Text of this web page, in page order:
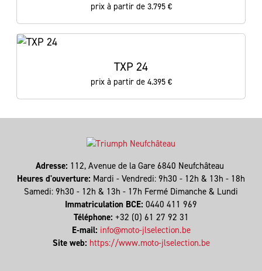
prix à partir de 3.795 €
TXP 24
prix à partir de 4.395 €
Adresse: 112, Avenue de la Gare 6840 Neufchâteau
Heures d'ouverture: Mardi - Vendredi: 9h30 - 12h & 13h - 18h
Samedi: 9h30 - 12h & 13h - 17h Fermé Dimanche & Lundi
Immatriculation BCE: 0440 411 969
Téléphone: +32 (0) 61 27 92 31
E-mail: info@moto-jlselection.be
Site web: https://www.moto-jlselection.be